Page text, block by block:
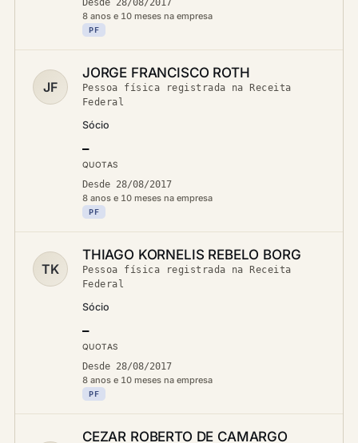
Desde 28/08/2017
8 anos e 10 meses na empresa
PF
JF
JORGE FRANCISCO ROTH
Pessoa física registrada na Receita
Federal
Sócio
—
QUOTAS
Desde 28/08/2017
8 anos e 10 meses na empresa
PF
TK
THIAGO KORNELIS REBELO BORG
Pessoa física registrada na Receita
Federal
Sócio
—
QUOTAS
Desde 28/08/2017
8 anos e 10 meses na empresa
PF
CEZAR ROBERTO DE CAMARGO